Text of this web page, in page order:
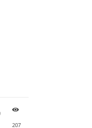
207